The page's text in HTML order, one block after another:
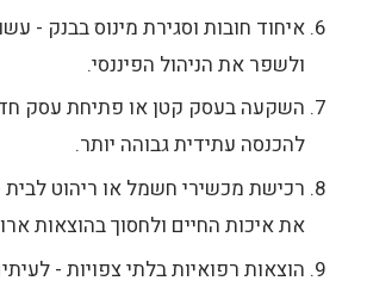
איחוד חובות וסגירת מינוס בבנק -
ולשפר את הניהול הפיננסי.
השקעה בעסק קטן או פתיחת עסק
להכנסה עתידית גבוהה יותר.
רכישת מכשירי חשמל או ריהוט
את איכות החיים ולחסוך בהוצאות
הוצאות רפואיות בלתי צפויות -